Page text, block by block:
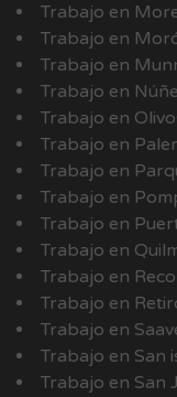
Trabajo en
Trabajo en
Trabajo en
Trabajo en
Trabajo en
Trabajo en
Trabajo en
Trabajo en
Trabajo en
Trabajo en
Trabajo en
Trabajo en
Trabajo en
Trabajo en San
Trabajo en San